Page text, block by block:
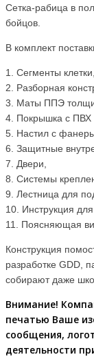
Сетка-рабица в
бойцов.
В комплект
1. Сегменты клетки,
2. Разборная
3. Маты ППЭ
4. Покрышка с ПВХ
5. Настил с
6. Защитные
7. Двери,
8. Системы
9. Лестница для
10. Инструкция
11. Поясняющая
Конструкция
разработке GDD,
собирают даже
Внимание!
печатью Ваше
сообщения,
деятельности